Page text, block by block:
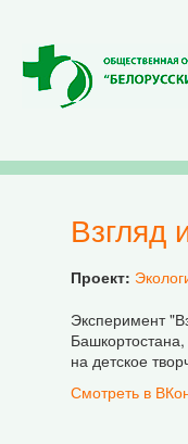
Проект:
Эксперимент
на детское
Смотреть в